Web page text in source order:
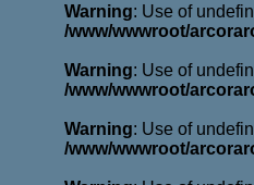
Warning: Use of
/www/wwwroot/
Warning: Use of
/www/wwwroot/
Warning: Use of
/www/wwwroot/